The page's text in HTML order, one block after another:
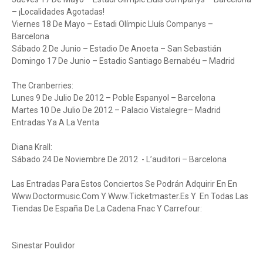
– ¡Localidades Agotadas!
Viernes 18 De Mayo – Estadi Olímpic Lluís Companys –
Barcelona
Sábado 2 De Junio – Estadio De Anoeta – San Sebastián
Domingo 17 De Junio – Estadio Santiago Bernabéu – Madrid
The Cranberries:
Lunes 9 De Julio De 2012 – Poble Espanyol – Barcelona
Martes 10 De Julio De 2012 – Palacio Vistalegre– Madrid
Entradas Ya A La Venta
Diana Krall:
Sábado 24 De Noviembre De 2012 - L’auditori – Barcelona
Las Entradas Para Estos Conciertos Se Podrán Adquirir En En
Www.Doctormusic.Com Y Www.Ticketmaster.Es Y En Todas Las
Tiendas De España De La Cadena Fnac Y Carrefour:
Sinestar Poulidor